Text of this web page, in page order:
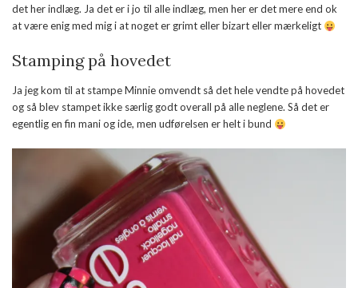
det her indlæg. Ja det er i jo til alle indlæg, men her er det mere end ok
at være enig med mig i at noget er grimt eller bizart eller mærkeligt
Stamping på hovedet
Ja jeg kom til at stampe Minnie omvendt så det hele vendte på hovedet
og så blev stampet ikke særlig godt overall på alle neglene. Så det er
egentlig en fin mani og ide, men udførelsen er helt i bund